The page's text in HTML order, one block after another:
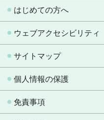
はじめての方へ
ウェブアクセシビリティ
サイトマップ
個人情報の保護
免責事項